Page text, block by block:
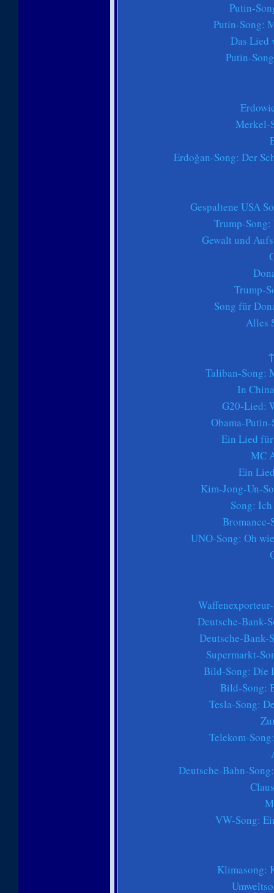
Putin-
Putin-Song:
Das Lied
Putin-
Merkel-
Erdoğan-Song: Der
Gespaltene USA
Trump-
Gewalt und
Trump-
Song für
Alles
Taliban-Song:
In
G20-Lied:
Obama-
Ein Lied
MC
Ein
Kim-Jong-Un-
Song:
UNO-Song: Oh
Deutsche-Bank-
Deutsche-Bank-
Supermarkt-
Bild-Song: Die
Bild-Song:
Tesla-Song:
Telekom-
Deutsche-Bahn-
VW-Song:
Klimasong: